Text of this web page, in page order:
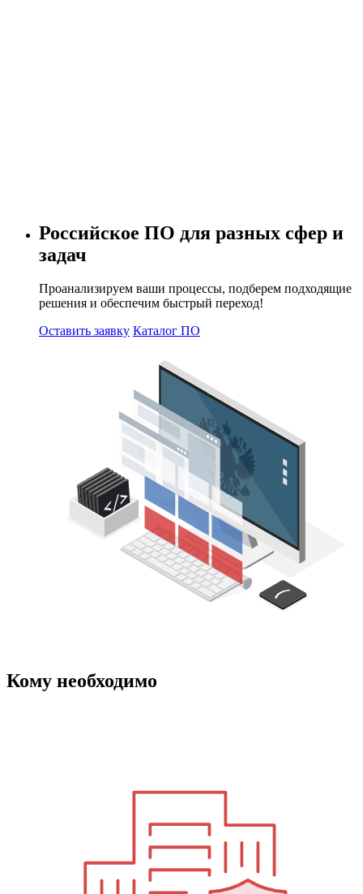
Российское ПО для разных сфер и
задач
Проанализируем ваши процессы, подберем подходящие
решения и обеспечим быстрый переход!
Оставить заявку Каталог ПО
Кому необходимо